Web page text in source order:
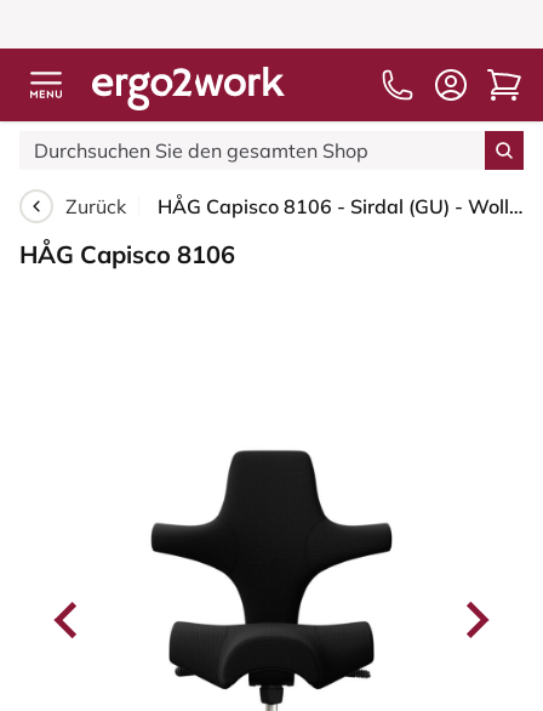
Zurück HÅG Capisco 8106 - Sirdal (GU) - Wolle - SRD190 Black - Silber - 265 mm (Sitzhöhe 53-79cm) - Weiche Rollen für harte Böden
HÅG Capisco 8106